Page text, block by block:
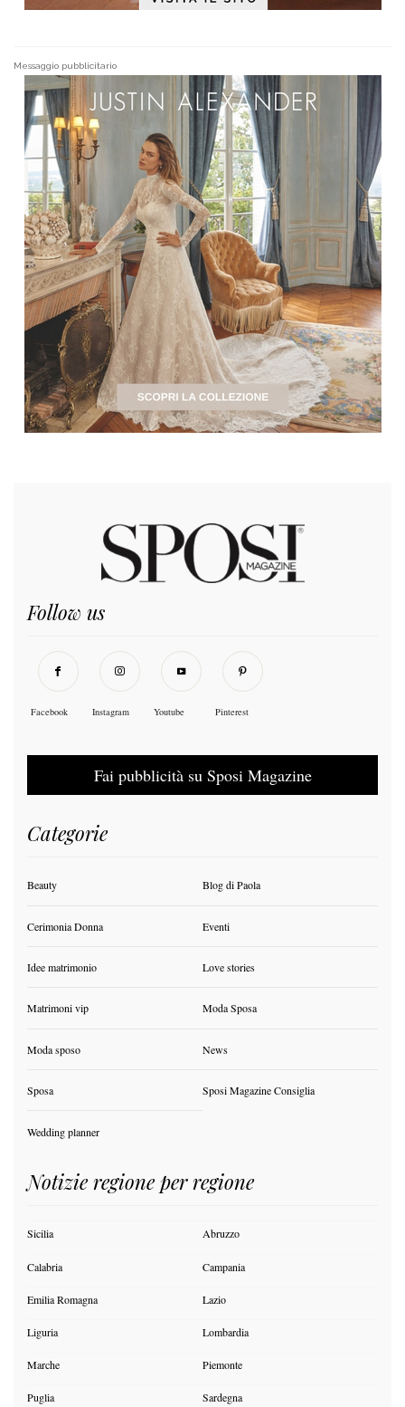
Messaggio pubblicitario
Follow us
Facebook Instagram Youtube Pinterest
Fai pubblicità su Sposi Magazine
Categorie
Beauty Blog di Paola
Cerimonia Donna Eventi
Idee matrimonio Love stories
Matrimoni vip Moda Sposa
Moda sposo News
Sposa Sposi Magazine Consiglia
Wedding planner
Notizie regione per regione
Sicilia Abruzzo
Calabria Campania
Emilia Romagna Lazio
Liguria Lombardia
Marche Piemonte
Puglia Sardegna